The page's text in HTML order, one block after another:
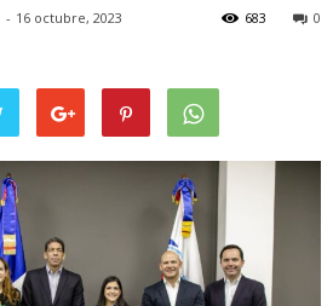
- 16 octubre, 2023 0
683